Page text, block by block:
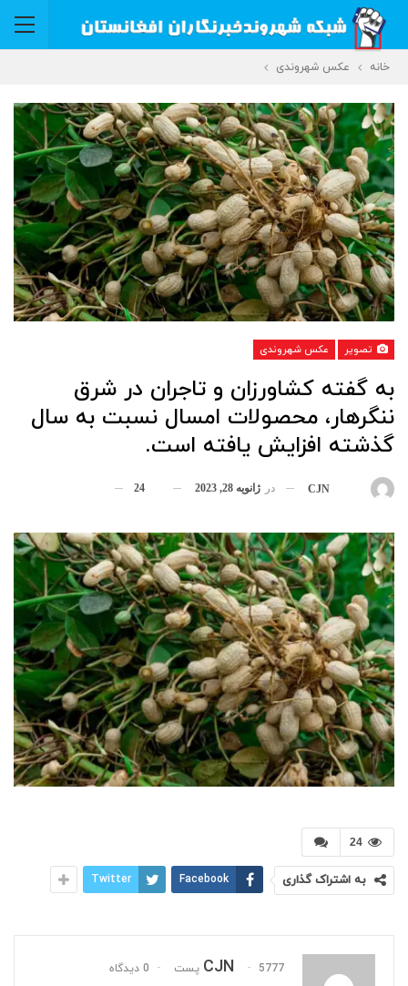
خانه عکس شهروندی
تصویر عکس شهروندی
به گفته ‫کشاورزان‬ و تاجران در شرق
ننگرهار، محصولات‬ امسال نسبت به سال
گذشته افزایش یافته است.
CJN در ژانویه 28, 2023 24
24
به اشتراک گذاری Facebook
Twitter
CJN 5777 پست 0 دیدگاه